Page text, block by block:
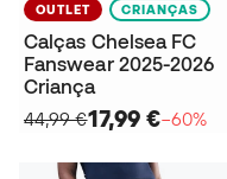
OUTLET CRIANÇAS
Calças Chelsea FC
Fanswear 2025-2026
Criança
44,99 €17,99 €−60%